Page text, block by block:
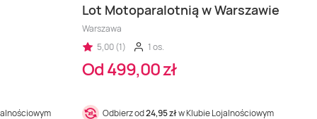
Lot Motoparalotnią w Warszawie
Warszawa
5,00 (1)
1 os.
Od 499,00 zł
Odbierz od24,95 złw Klubie Lojalnościowym